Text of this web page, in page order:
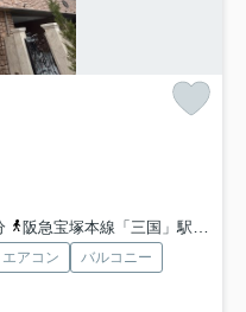
阪急宝塚本線「三国」駅 徒歩15分
エアコン
バルコニー